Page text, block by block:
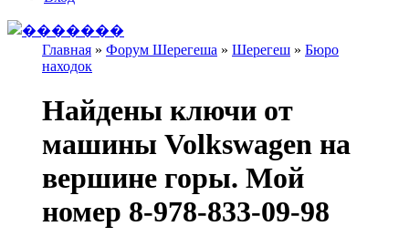
Вы здесь
Главная » Форум Шерегеша » Шерегеш » Бюро
находок
Найдены ключи от
машины Volkswagen на
вершине горы. Мой
номер 8-978-833-09-98